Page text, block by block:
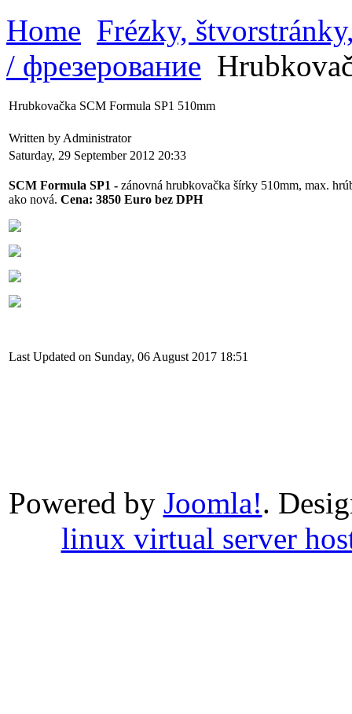
Home Frézky,
/ фрезерование
Hrubkovačka SCM Formula SP1 510mm
Written by Administrator
Saturday, 29 September 2012 20:33
SCM Formula SP1 - zánovná hrubkovačka šírky 510mm, max.
ako nová. Cena: 3850 Euro bez DPH
Last Updated on Sunday, 06 August 2017 18:51
Powered by Joomla!.
linux virtual server